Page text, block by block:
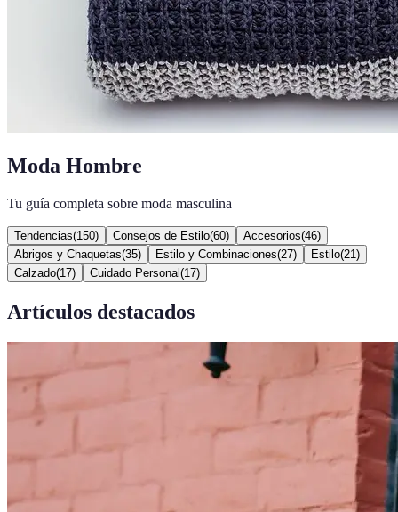
Moda Hombre
Tu guía completa sobre moda masculina
Tendencias(150) Consejos de Estilo(60) Accesorios(46)
Abrigos y Chaquetas(35) Estilo y Combinaciones(27) Estilo(21 )
Calzado(17) Cuidado Personal (17)
Artículos destacados